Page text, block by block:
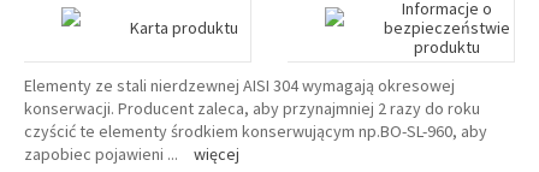
Karta produktu
Informacje o
bezpieczeństwie
produktu
Elementy ze stali nierdzewnej AISI 304 wymagają okresowej
konserwacji. Producent zaleca, aby przynajmniej 2 razy do roku
czyścić te elementy środkiem konserwującym np.BO-SL-960, aby
zapobiec pojawieni ... więcej